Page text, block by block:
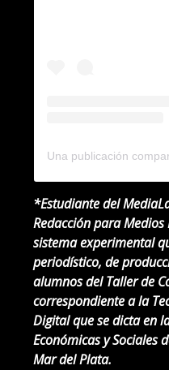
*Estudiante del
Redacción para
sistema experimental
periodístico, de
alumnos del Taller de
correspondiente a la
Digital que se dicta en
Económicas y Sociales
Mar del Plata.